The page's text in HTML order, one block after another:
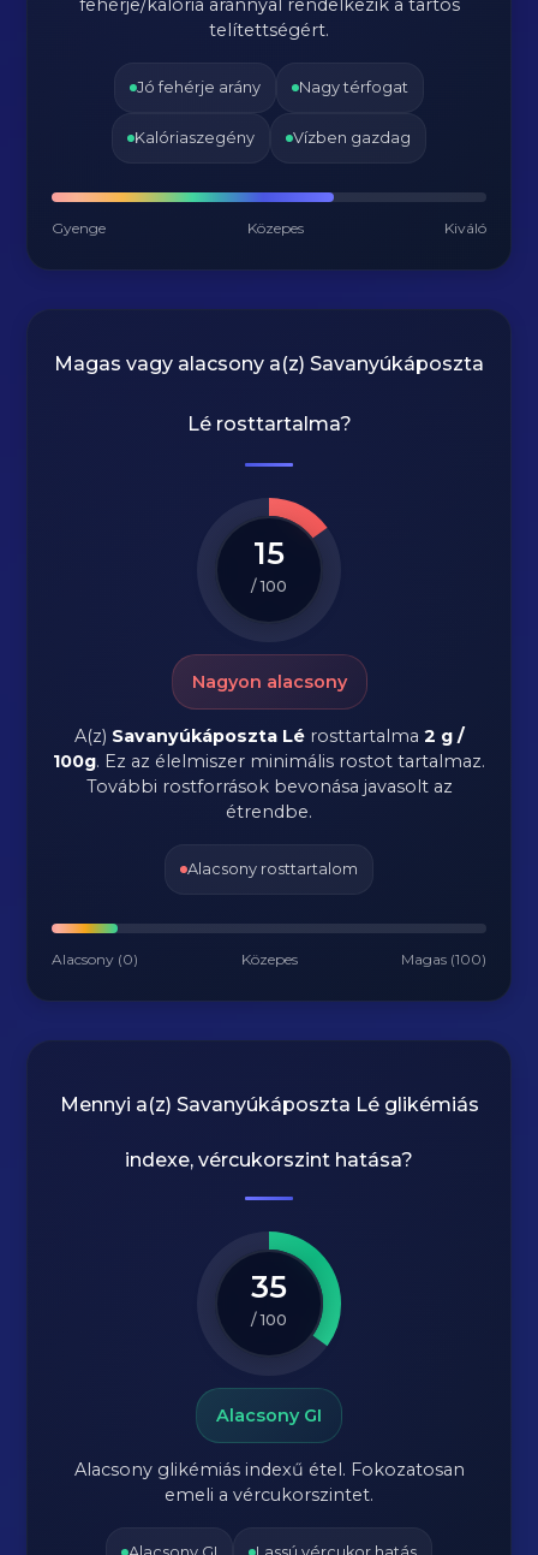
fehérje/kalória aránnyal rendelkezik a tartós
telítettségért.
Jó fehérje arány Nagy térfogat
Kalóriaszegény Vízben gazdag
Gyenge Közepes Kiváló
Magas vagy alacsony a(z) Savanyúkáposzta
Lé rosttartalma?
15
/ 100
Nagyon alacsony
A(z) Savanyúkáposzta Lérosttartalma 2 g /
100g. Ez az élelmiszer minimális rostot tartalmaz.
További rostforrások bevonása javasolt az
étrendbe.
Alacsony rosttartalom
Alacsony (0) Közepes Magas (100)
Mennyi a(z) Savanyúkáposzta Léglikémiás
indexe, vércukorszint hatása?
35
/ 100
Alacsony GI
Alacsony glikémiás indexű étel. Fokozatosan
emeli a vércukorszintet.